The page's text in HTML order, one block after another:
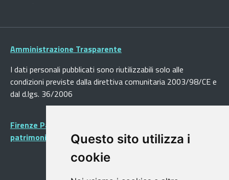
Questo sito utilizza i
cookie
Amministrazione Trasparente
I dati personali pubblicati sono riutilizzabili solo alle
condizioni previste dalla direttiva comunitaria 2003/98/CE e
dal d.lgs. 36/2006
Firenze Patrimonio Mondiale - Centro storico di Firenze
patrimonio dell’Umanità